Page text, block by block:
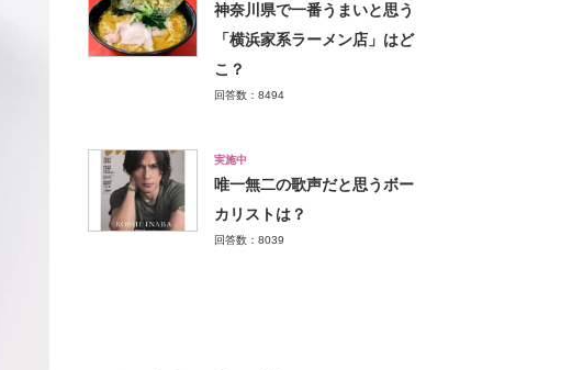
神奈川県で一番うまいと思う
「横浜家系ラーメン店」はど
こ？
回答数：8494
実施中
唯一無二の歌声だと思うボー
カリストは？
回答数：8039